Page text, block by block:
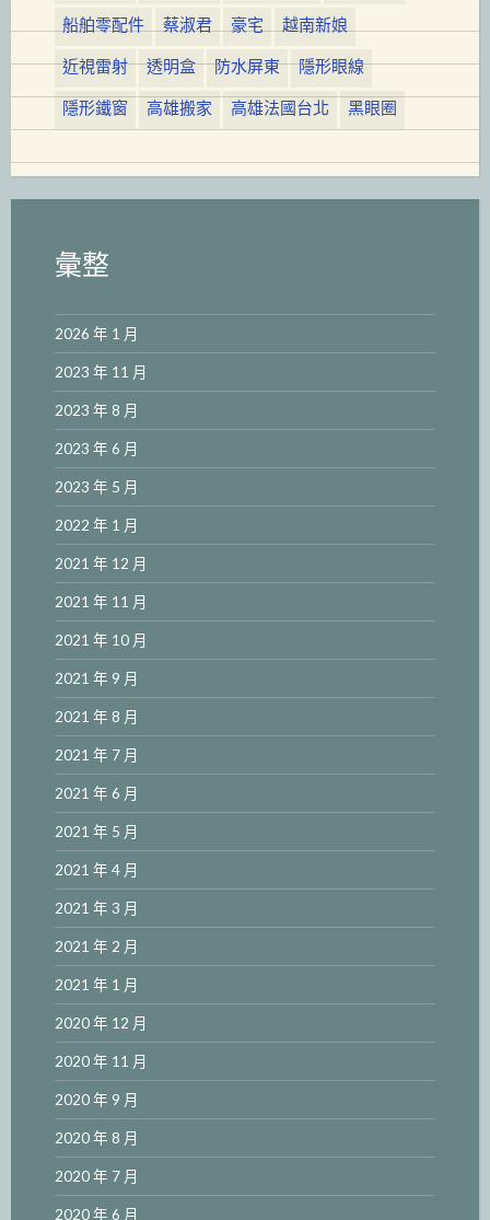
船舶零配件
蔡淑君 豪宅
越南新娘
近視雷射
透明盒 防水屏東
隱形眼線
隱形鐵窗
高雄搬家 高雄法國台北 黑眼圈
彙整
2026 年 1 月
2023 年 11 月
2023 年 8 月
2023 年 6 月
2023 年 5 月
2022 年 1 月
2021 年 12 月
2021 年 11 月
2021 年 10 月
2021 年 9 月
2021 年 8 月
2021 年 7 月
2021 年 6 月
2021 年 5 月
2021 年 4 月
2021 年 3 月
2021 年 2 月
2021 年 1 月
2020 年 12 月
2020 年 11 月
2020 年 9 月
2020 年 8 月
2020 年 7 月
2020 年 6 月